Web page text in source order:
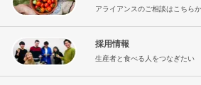
アライアンスのご相談はこちら
採用情報
生産者と食べる人をつなぎたい